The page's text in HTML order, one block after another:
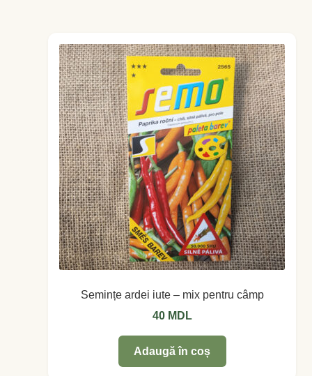
Busuioc roşu
Ceapă de tuns
Cimbrişor
Cimbru de grădină
Creson de grădină
Fragă
Semințe ardei iute – mix pentru câmp
40 MDL
Adaugă în coș